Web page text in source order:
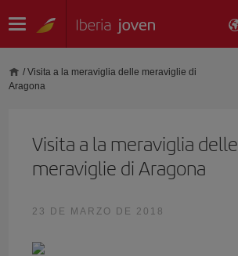
/ Visita a la meraviglia delle meraviglie di
Aragona
Visita a la meraviglia delle
meraviglie di Aragona
23 DE MARZO DE 2018